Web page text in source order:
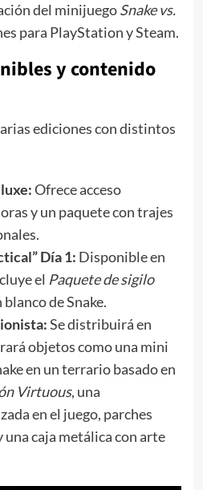
del minijuegoSnake vs.
para PlayStation y Steam.
y contenido
ediciones con distintos
Ofrece acceso
y un paquete con trajes
Día 1: Disponible en
el Paquete de sigilo
de Snake.
Se distribuirá en
objetos como una mini
en un terrario basado en
Virtuous, una
en el juego, parches
caja metálica con arte